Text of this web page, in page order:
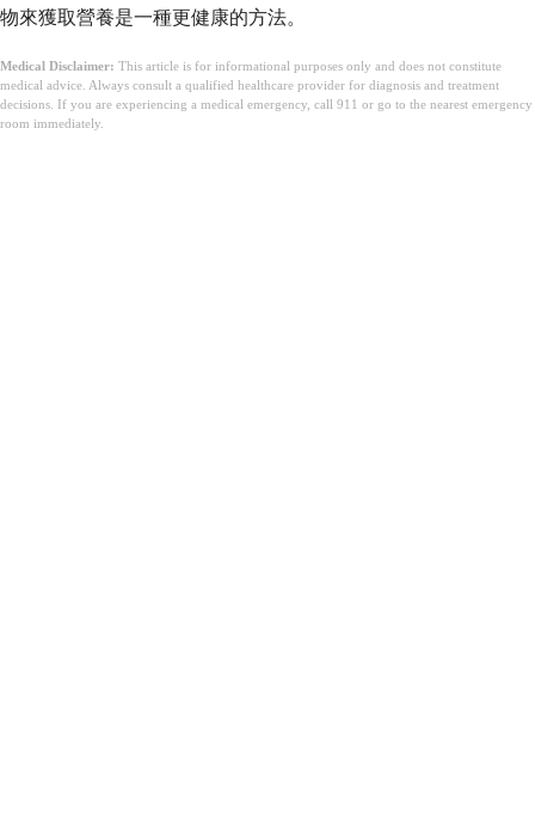
物來獲取營養是一種更健康的方法。
Medical Disclaimer: This article is for informational purposes only and does not constitute
medical advice. Always consult a qualified healthcare provider for diagnosis and treatment
decisions. If you are experiencing a medical emergency, call 911 or go to the nearest emergency
room immediately.